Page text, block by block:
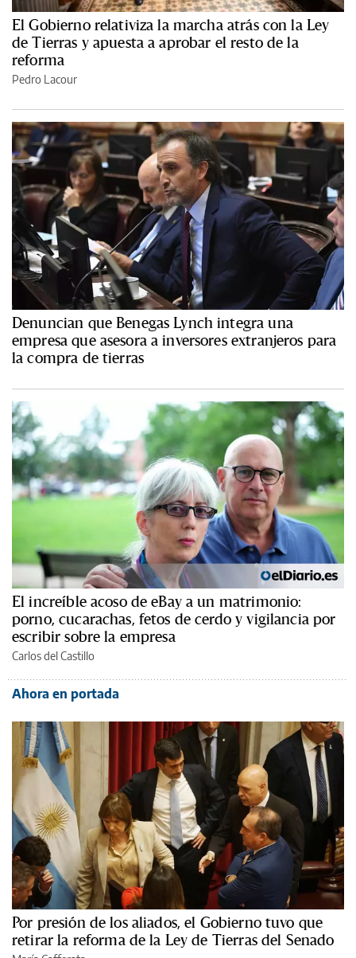
El Gobierno relativiza la marcha atrás con la Ley
de Tierras y apuesta a aprobar el resto de la
reforma
Pedro Lacour
Denuncian que Benegas Lynch integra una
empresa que asesora a inversores extranjeros para
la compra de tierras
El increíble acoso de eBay a un matrimonio:
porno, cucarachas, fetos de cerdo y vigilancia por
escribir sobre la empresa
Carlos del Castillo
Ahora en portada
Por presión de los aliados, el Gobierno tuvo que
retirar la reforma de la Ley de Tierras del Senado